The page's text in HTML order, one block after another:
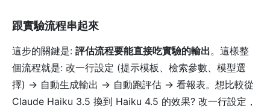
跟實驗流程串起來
這步的關鍵是: 評估流程要能直接吃實驗的輸出。這樣整
個流程就是: 改一行設定 (提示模板、檢索參數、模型選
擇) → 自動生成輸出 → 自動跑評估 → 看報表。想比較從
Claude Haiku 3.5 換到 Haiku 4.5 的效果? 改一行設定，